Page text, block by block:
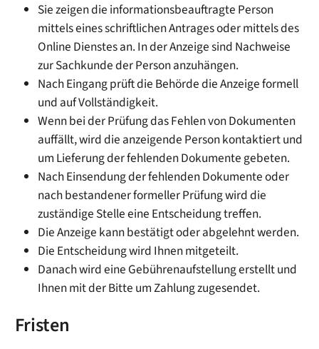
Sie zeigen die informationsbeauftragte Person
mittels eines schriftlichen Antrages oder mittels des
Online Dienstes an. In der Anzeige sind Nachweise
zur Sachkunde der Person anzuhängen.
Nach Eingang prüft die Behörde die Anzeige formell
und auf Vollständigkeit.
Wenn bei der Prüfung das Fehlen von Dokumenten
auffällt, wird die anzeigende Person kontaktiert und
um Lieferung der fehlenden Dokumente gebeten.
Nach Einsendung der fehlenden Dokumente oder
nach bestandener formeller Prüfung wird die
zuständige Stelle eine Entscheidung treffen.
Die Anzeige kann bestätigt oder abgelehnt werden.
Die Entscheidung wird Ihnen mitgeteilt.
Danach wird eine Gebührenaufstellung erstellt und
Ihnen mit der Bitte um Zahlung zugesendet.
Fristen